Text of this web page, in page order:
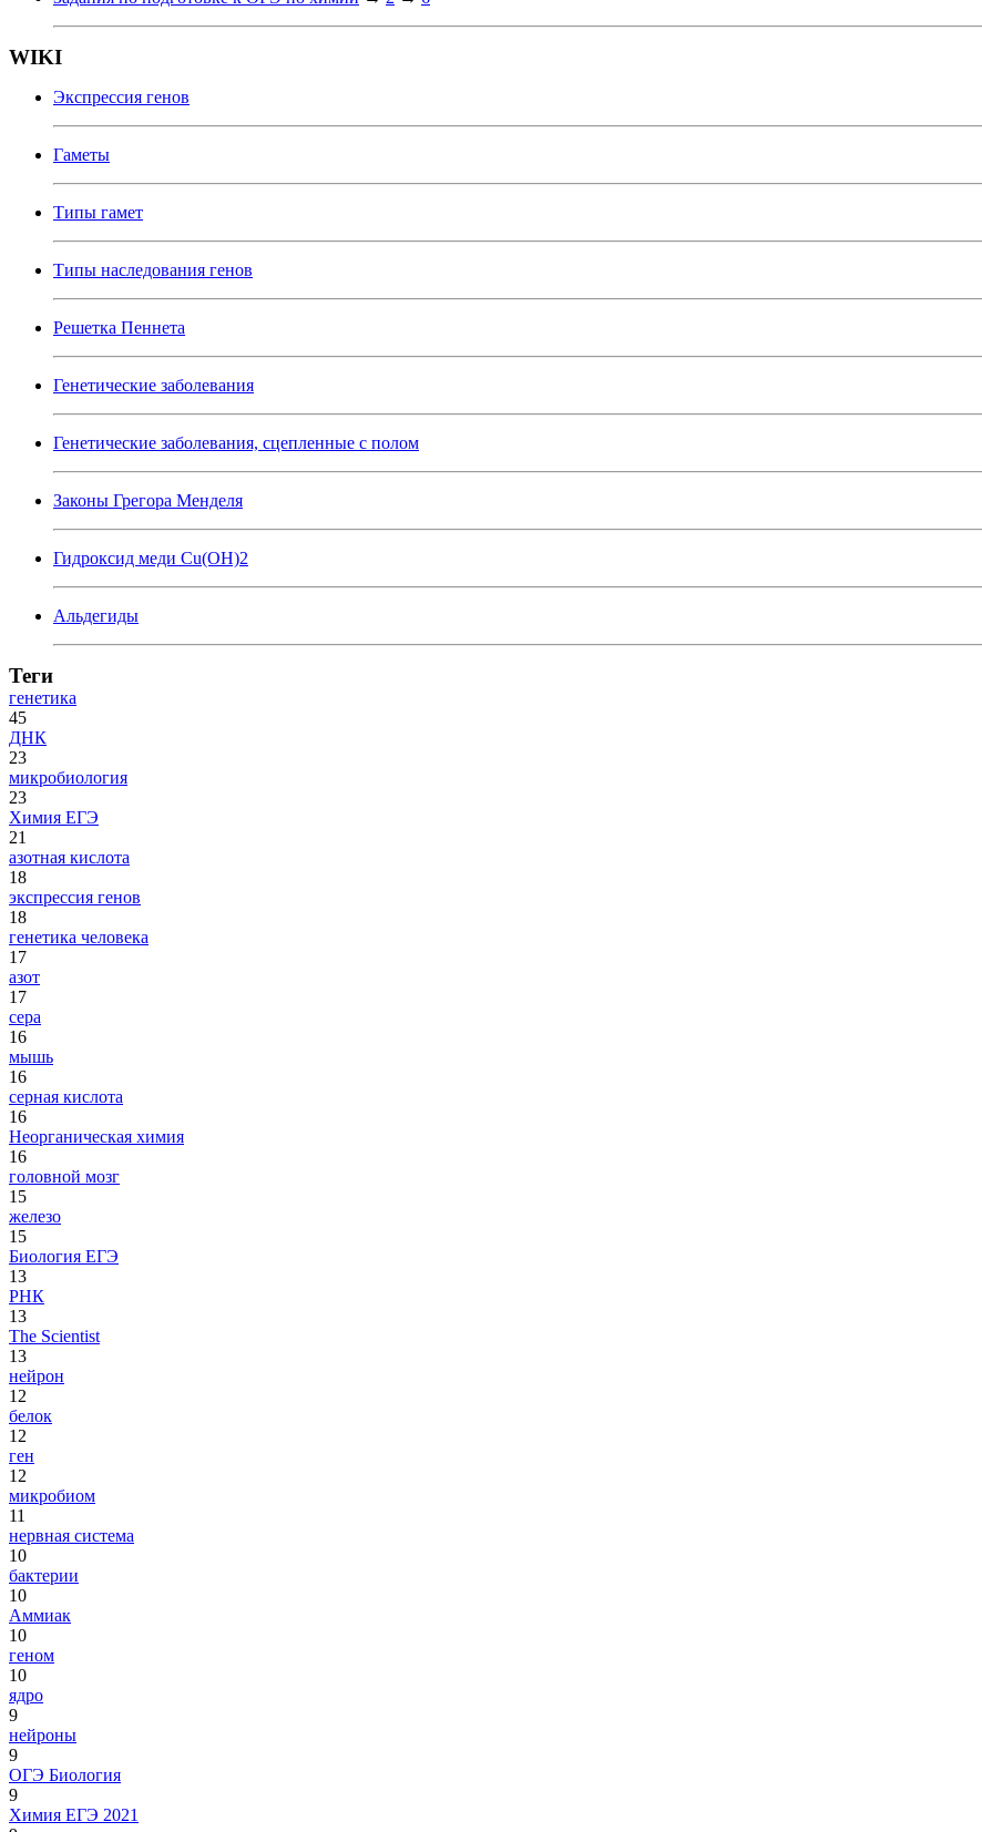
WIKI
Экспрессия генов
Гаметы
Типы гамет
Типы наследования генов
Решетка Пеннета
Генетические заболевания
Генетические заболевания, сцепленные с полом
Законы Грегора Менделя
Гидроксид меди Cu(OH)2
Альдегиды
Теги
генетика
45
ДНК
23
микробиология
23
Химия ЕГЭ
21
азотная кислота
18
экспрессия генов
18
генетика человека
17
азот
17
сера
16
мышь
16
серная кислота
16
Неорганическая химия
16
головной мозг
15
железо
15
Биология ЕГЭ
13
РНК
13
The Scientist
13
нейрон
12
белок
12
ген
12
микробиом
11
нервная система
10
бактерии
10
Аммиак
10
геном
10
ядро
9
нейроны
9
ОГЭ Биология
9
Химия ЕГЭ 2021